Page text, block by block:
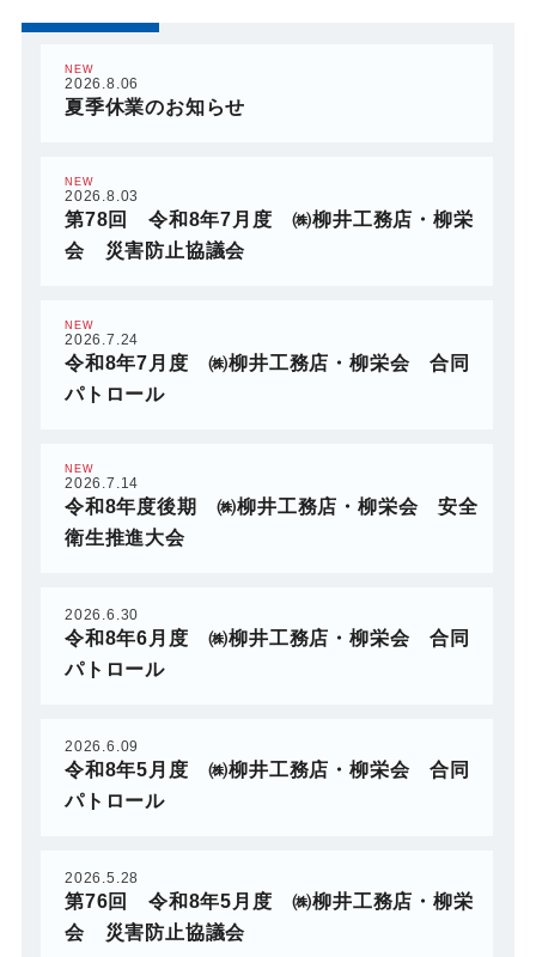
NEW
2026.8.06
夏季休業のお知らせ
NEW
2026.8.03
第78回 令和8年7月度 ㈱柳井工務店・柳栄
会 災害防止協議会
NEW
2026.7.24
令和8年7月度 ㈱柳井工務店・柳栄会 合同
パトロール
NEW
2026.7.14
令和8年度後期 ㈱柳井工務店・柳栄会 安全
衛生推進大会
2026.6.30
令和8年6月度 ㈱柳井工務店・柳栄会 合同
パトロール
2026.6.09
令和8年5月度 ㈱柳井工務店・柳栄会 合同
パトロール
2026.5.28
第76回 令和8年5月度 ㈱柳井工務店・柳栄
会 災害防止協議会